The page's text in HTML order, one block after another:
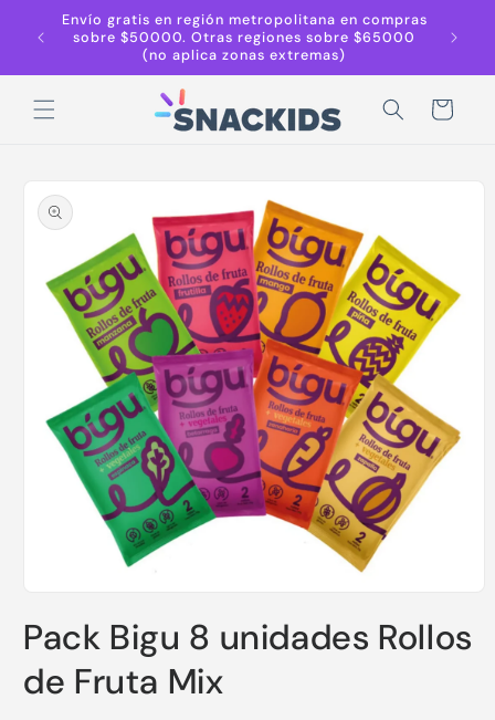
directamente
al contenido
Envío gratis en región metropolitana en compras
sobre $50000. Otras regiones sobre $65000
(no aplica zonas extremas)
Carrito
a la
información
del producto
multimedia
1
una
ventana
Pack Bigu 8 unidades Rollos
de Fruta Mix